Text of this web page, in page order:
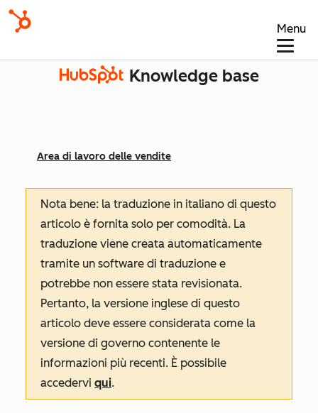
Menu
Knowledge base
Area di lavoro delle vendite
Nota bene: la traduzione in italiano di questo
articolo è fornita solo per comodità. La
traduzione viene creata automaticamente
tramite un software di traduzione e
potrebbe non essere stata revisionata.
Pertanto, la versione inglese di questo
articolo deve essere considerata come la
versione di governo contenente le
informazioni più recenti. È possibile
accedervi qui.